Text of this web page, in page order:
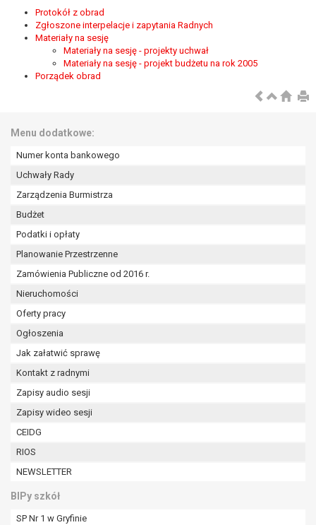
Protokół z obrad
Zgłoszone interpelacje i zapytania Radnych
Materiały na sesję
Materiały na sesję - projekty uchwał
Materiały na sesję - projekt budżetu na rok 2005
Porządek obrad
Menu dodatkowe:
Numer konta bankowego
Uchwały Rady
Zarządzenia Burmistrza
Budżet
Podatki i opłaty
Planowanie Przestrzenne
Zamówienia Publiczne od 2016 r.
Nieruchomości
Oferty pracy
Ogłoszenia
Jak załatwić sprawę
Kontakt z radnymi
Zapisy audio sesji
Zapisy wideo sesji
CEIDG
RIOS
NEWSLETTER
BIPy szkół
SP Nr 1 w Gryfinie
prawo sprzeciwu wobec przetwarzania
danych na podstawie art. 21 RODO, wobec
przetwarzania danych osobowych, którego
podstawą prawną jest:
wykonania zadania realizowanego w
interesie publicznym lub w ramach
niezbędność przetwarzania do celów
realizowanych przez administratora
sprzeciwu, administrator nie może już
przetwarzać tych danych osobowych, chyba
podstaw do ustalenia, dochodzenia lub
obrony roszczeń.
W przypadku gdy przetwarzanie danych
cofnięcia tej zgody w dowolnym momencie.
przetwarzania, którego dokonano na podstawie
zgody przed jej cofnięciem.